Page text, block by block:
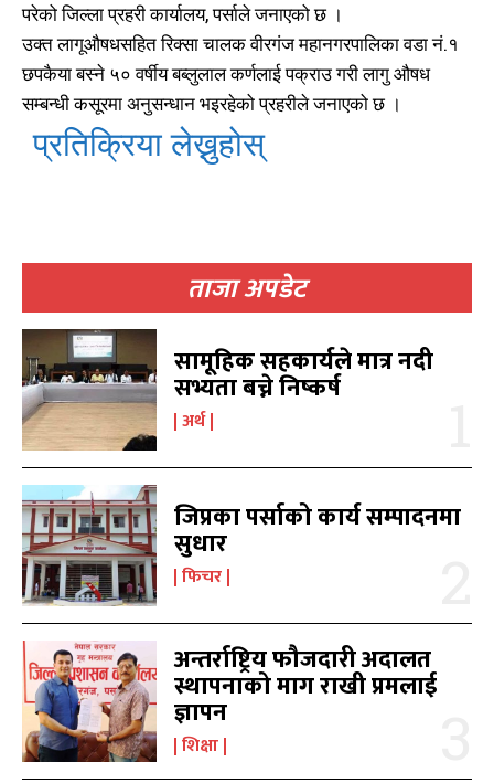
काबिलखबर एफएम सुन्नुहोस
उज्यालो एफएम सुन्नुहोस
काबिल-खबर टिभी
काबिलखबर एफएम सुन्नुहोस
उज्यालो एफएम सुन्नुहोस
काबिल-खबर टिभी
ताजा अपडेट
सामूहिक सहकार्यले मात्र नदी
सभ्यता बच्ने निष्कर्ष
अर्थ
जिप्रका पर्साको कार्य सम्पादनमा
सुधार
फिचर
अन्तर्राष्ट्रिय फौजदारी अदालत
स्थापनाको माग राखी प्रमलाई
ज्ञापन
शिक्षा
परेको जिल्ला प्रहरी कार्यालय, पर्साले जनाएको छ ।
उक्त लागूऔषधसहित रिक्सा चालक वीरगंज महानगरपालिका वडा नं.१
छपकैया बस्ने ५० वर्षीय बब्लुलाल कर्णलाई पक्राउ गरी लागु औषध
सम्बन्धी कसूरमा अनुसन्धान भइरहेको प्रहरीले जनाएको छ ।
प्रतिक्रिया लेख्नुहोस्